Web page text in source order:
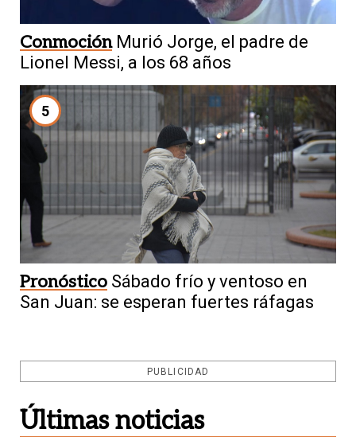
Conmoción Murió Jorge, el padre de
Lionel Messi, a los 68 años
5
Pronóstico Sábado frío y ventoso en
San Juan: se esperan fuertes ráfagas
PUBLICIDAD
Últimas noticias